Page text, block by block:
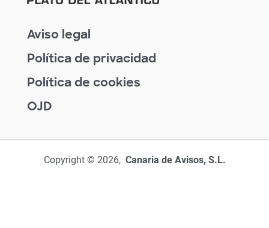
Aviso legal
Política de privacidad
Política de cookies
OJD
Copyright © 2026, Canaria de Avisos, S.L.